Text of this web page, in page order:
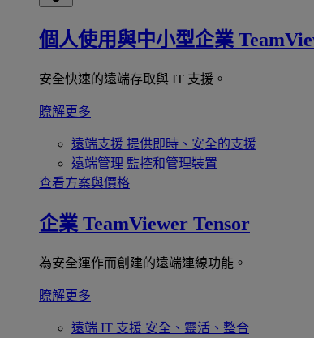
個人使用與中小型企業
安全快速的遠端存取與 IT 支援。
瞭解更多
遠端支援 提供即時、安全的支援
遠端管理 監控和管理裝置
查看方案與價格
企業 TeamViewer Tensor
為安全運作而創建的遠端連線功能。
瞭解更多
遠端 IT 支援 安全、靈活、整合